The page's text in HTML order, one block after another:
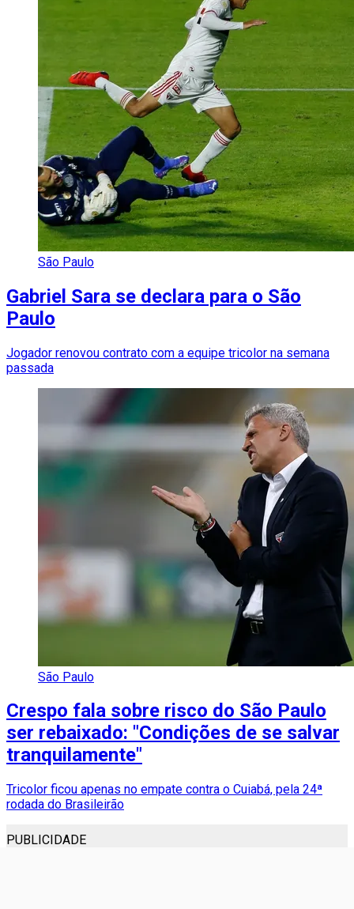
São Paulo
Gabriel Sara se declara para o São
Paulo
Jogador renovou contrato com a equipe tricolor na semana
passada
São Paulo
Crespo fala sobre risco do São Paulo
ser rebaixado: "Condições de se salvar
tranquilamente"
Tricolor ficou apenas no empate contra o Cuiabá, pela 24ª
rodada do Brasileirão
PUBLICIDADE